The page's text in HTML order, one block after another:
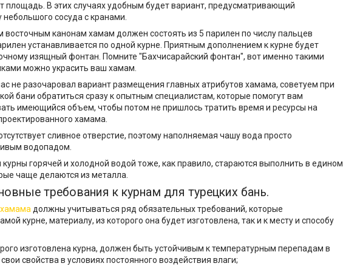
площадь. В этих случаях удобным будет вариант, предусматривающий
сосуда с кранами.
восточным канонам хамам должен состоять из 5 парилен по числу пальцев
устанавливается по одной курне. Приятным дополнением к курне будет
изящный фонтан. Помните "Бахчисарайский фонтан", вот именно такими
можно украсить ваш хамам.
не разочаровал вариант размещения главных атрибутов хамама, советуем при
бани обратиться сразу к опытным специалистам, которые помогут вам
имеющийся объем, чтобы потом не пришлось тратить время и ресурсы на
хамама.
сливное отверстие, поэтому наполняемая чашу вода просто
водопадом.
горячей и холодной водой тоже, как правило, стараются выполнить в едином
чаще делаются из металла.
требования к курнам для турецких бань.
должны учитываться ряд обязательных требований, которые
курне, материалу, из которого она будет изготовлена, так и к месту и способу
изготовлена курна, должен быть устойчивым к температурным перепадам в
свойства в условиях постоянного воздействия влаги;